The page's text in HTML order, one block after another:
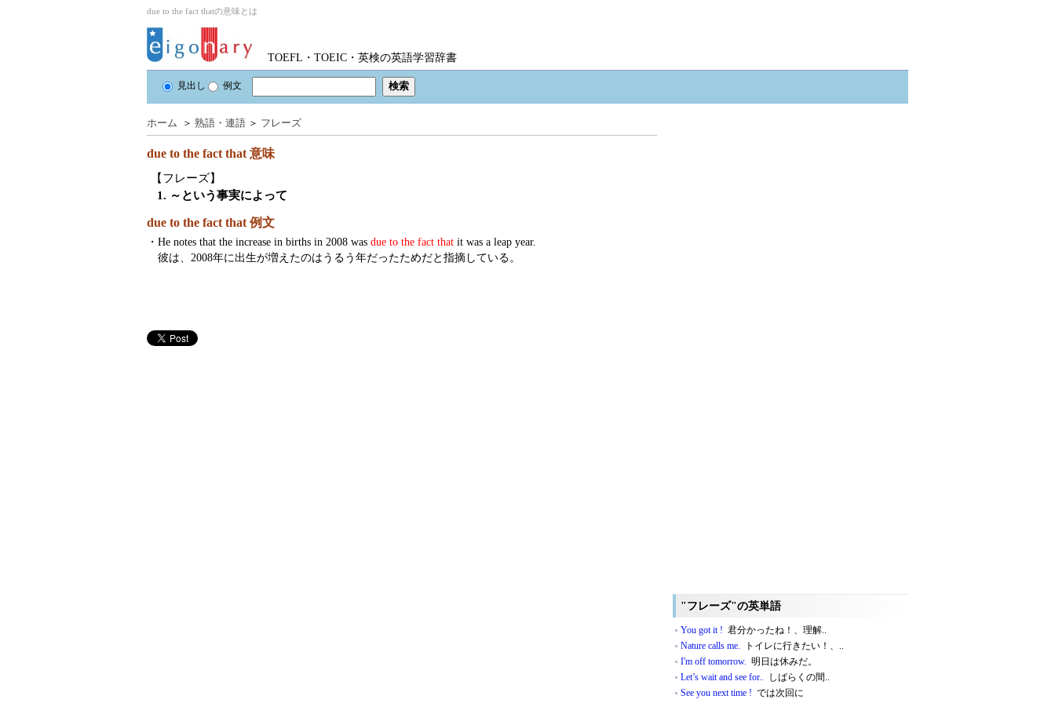
due to the fact thatの意味とは
TOEFL・TOEIC・英検の英語学習辞書
見出し 例文
ホーム ＞ 熟語・連語 ＞ フレーズ
due to the fact that 意味
【フレーズ】
1. ～という事実によって
due to the fact that 例文
・ He notes that the increase in births in 2008 was due to the fact that it was a leap year.
彼は、2008年に出生が増えたのはうるう年だったためだと指摘している。
"フレーズ"の英単語
You got it ! 君分かったね！、理解..
Nature calls me. トイレに行きたい！、..
I'm off tomorrow. 明日は休みだ。
Let’s wait and see for.. しばらくの間..
See you next time ! では次回に